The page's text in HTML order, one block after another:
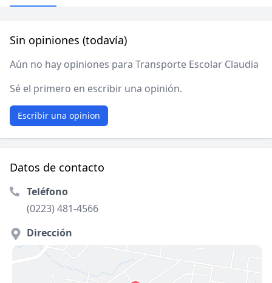
Sin opiniones (todavía)
Aún no hay opiniones para Transporte Escolar Claudia
Sé el primero en escribir una opinión.
Escribir una opinion
Datos de contacto
Teléfono
(0223) 481-4566
Dirección